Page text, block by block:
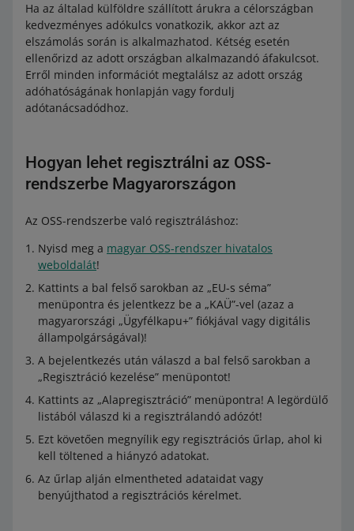
Ha az általad külföldre szállított árukra a célországban
kedvezményes adókulcs vonatkozik, akkor azt az
elszámolás során is alkalmazhatod. Kétség esetén
ellenőrizd az adott országban alkalmazandó áfakulcsot.
Erről minden információt megtalálsz az adott ország
adóhatóságának honlapján vagy fordulj
adótanácsadódhoz.
Hogyan lehet regisztrálni az OSS-
rendszerbe Magyarországon
Az OSS-rendszerbe való regisztráláshoz:
Nyisd meg a magyar OSS-rendszer hivatalos
weboldalát!
Kattints a bal felső sarokban az „EU-s séma”
menüpontra és jelentkezz be a „KAÜ”-vel (azaz a
magyarországi „Ügyfélkapu+” fiókjával vagy digitális
állampolgárságával)!
A bejelentkezés után válaszd a bal felső sarokban a
„Regisztráció kezelése” menüpontot!
Kattints az „Alapregisztráció” menüpontra! A legördülő
listából válaszd ki a regisztrálandó adózót!
Ezt követően megnyílik egy regisztrációs űrlap, ahol ki
kell töltened a hiányzó adatokat.
Az űrlap alján elmentheted adataidat vagy
benyújthatod a regisztrációs kérelmet.